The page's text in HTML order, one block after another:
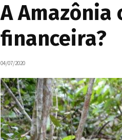
A Amazônia
financeira?
04/07/2020